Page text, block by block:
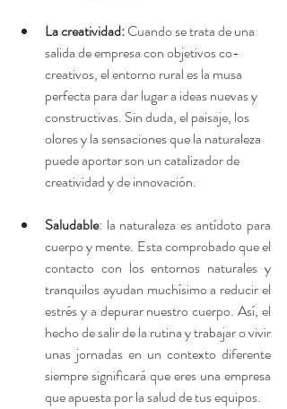
La creatividad: Cuando se trata de una
salida de empresa con objetivos co-
creativos, el entorno rural es la musa
perfecta para dar lugar a ideas nuevas y
constructivas. Sin duda, el paisaje, los
olores y la sensaciones que la naturaleza
puede aportar son un catalizador de
creatividad y de innovación.
Saludable: la naturaleza es antídoto para
cuerpo y mente. Esta comprobado que el
contacto con los entornos naturales y
tranquilos ayudan muchísimo a reducir el
estrés y a depurar nuestro cuerpo. Así, el
hecho de salir de la rutina y trabajar o vivir
unas jornadas en un contexto diferente
siempre significará que eres una empresa
que apuesta por la salud de tus equipos.